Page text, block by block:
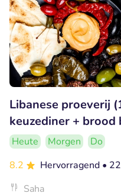
Libanese proeverij
keuzediner + brood
Heute Morgen
Do
8.2
Hervorragend •
Saha